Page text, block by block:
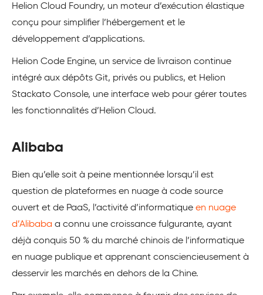
Helion Cloud Foundry, un moteur d’exécution élastique
conçu pour simplifier l’hébergement et le
développement d’applications.
Helion Code Engine, un service de livraison continue
intégré aux dépôts Git, privés ou publics, et Helion
Stackato Console, une interface web pour gérer toutes
les fonctionnalités d’Helion Cloud.
Alibaba
Bien qu’elle soit à peine mentionnée lorsqu’il est
question de plateformes en nuage à code source
ouvert et de PaaS, l’activité d’informatique en nuage
d’Alibaba a connu une croissance fulgurante, ayant
déjà conquis 50 % du marché chinois de l’informatique
en nuage publique et apprenant consciencieusement à
desservir les marchés en dehors de la Chine.